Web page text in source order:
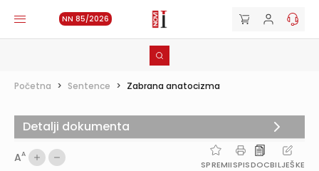
NN 85/2026
Početna > Sentence > Zabrana anatocizma
AA
SPREMIISPISDOCBILJEŠKE
Detalji dokumenta